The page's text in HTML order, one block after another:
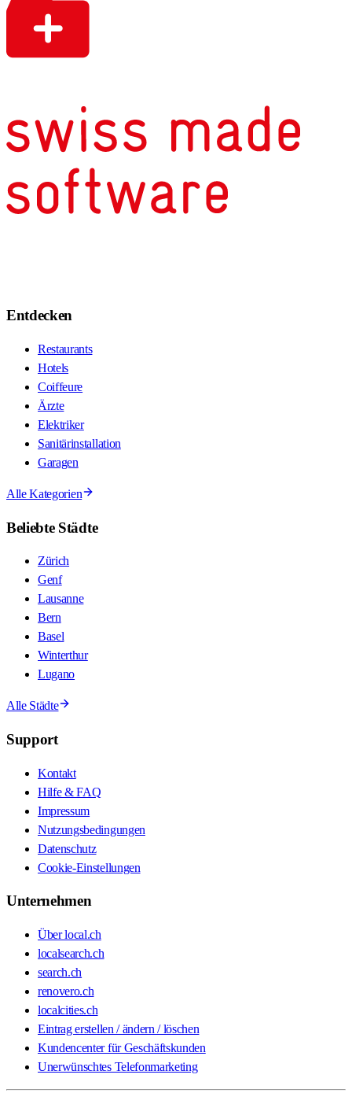
Entdecken
Restaurants
Hotels
Coiffeure
Ärzte
Elektriker
Sanitärinstallation
Garagen
Alle Kategorien
Beliebte Städte
Zürich
Genf
Lausanne
Bern
Basel
Winterthur
Lugano
Alle Städte
Support
Kontakt
Hilfe & FAQ
Impressum
Nutzungsbedingungen
Datenschutz
Cookie-Einstellungen
Unternehmen
Über local.ch
localsearch.ch
search.ch
renovero.ch
localcities.ch
Eintrag erstellen / ändern / löschen
Kundencenter für Geschäftskunden
Unerwünschtes Telefonmarketing